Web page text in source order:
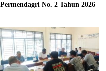
Permendagri No. 2 Tahun 2026